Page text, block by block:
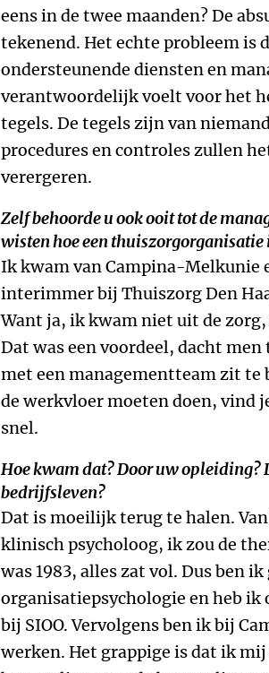
eens in de twee maanden? De
tekenend. Het echte probleem is
ondersteunende diensten en
verantwoordelijk voelt voor het
tegels. De tegels zijn van
procedures en controles zullen
verergeren.
Zelf behoorde u ook ooit tot de
wisten hoe een
Ik kwam van Campina-Melkunie
interimmer bij Thuiszorg Den
Want ja, ik kwam niet uit de
Dat was een voordeel, dacht men
met een managementteam zit te
de werkvloer moeten doen, vind
snel.
Hoe kwam dat? Door uw opleiding?
bedrijfsleven?
Dat is moeilijk terug te halen.
klinisch psycholoog, ik zou de
was 1983, alles zat vol. Dus ben
organisatiepsychologie en heb
bij SIOO. Vervolgens ben ik bij
werken. Het grappige is dat ik